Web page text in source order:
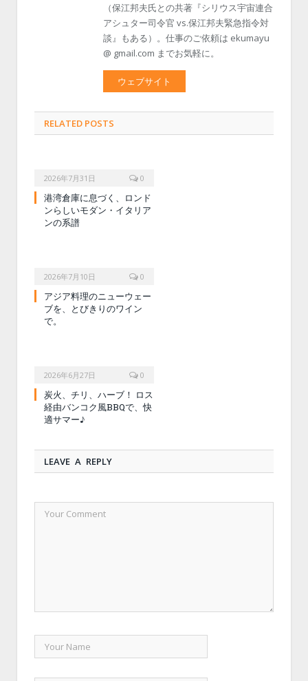
（保江邦夫氏との共著『シリウス宇宙連合
アシュター司令官 vs.保江邦夫緊急指令対
談』もある）。仕事のご依頼は ekumayu
@ gmail.com までお気軽に。
ウェブサイト
RELATED POSTS
2026年7月31日 0
港湾倉庫に息づく、ロンド
ンらしいモダン・イタリア
ンの系譜
2026年7月10日 0
アジア料理のニューウェー
ブを、とびきりのワイン
で。
2026年6月27日 0
炭火、チリ、ハーブ！ ロス
経由バンコク風BBQで、快
適サマー♪
LEAVE A REPLY